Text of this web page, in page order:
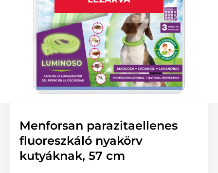
Menforsan parazitaellenes
fluoreszkáló nyakörv
kutyáknak, 57 cm